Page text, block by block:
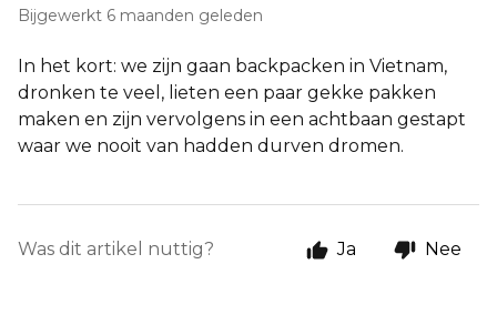
Bijgewerkt 6 maanden geleden
In het kort: we zijn gaan backpacken in Vietnam,
dronken te veel, lieten een paar gekke pakken
maken en zijn vervolgens in een achtbaan gestapt
waar we nooit van hadden durven dromen.
Was dit artikel nuttig? Ja Nee